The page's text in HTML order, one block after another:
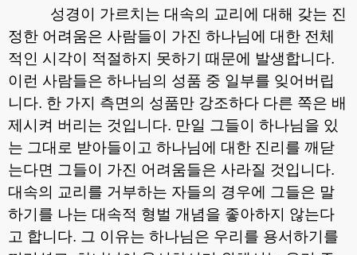
성경이 가르치는 대속의 교리에 대해 갖는 진
정한 어려움은 사람들이 가진 하나님에 대한 전체
적인 시각이 적절하지 못하기 때문에 발생합니다.
이런 사람들은 하나님의 성품 중 일부를 잊어버립
니다. 한 가지 측면의 성품만 강조하다 다른 쪽은 배
제시켜 버리는 것입니다. 만일 그들이 하나님을 있
는 그대로 받아들이고 하나님에 대한 진리를 깨닫
는다면 그들이 가진 어려움들은 사라질 것입니다.
대속의 교리를 거부하는 자들의 경우에 그들은 말
하기를 나는 대속적 형벌 개념을 좋아하지 않는다
고 합니다. 그 이유는 하나님은 우리를 용서하기를